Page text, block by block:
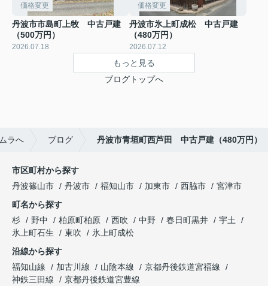
価格変更
丹波市市島町上牧 中古戸建
（500万円）
2026.07.18
価格変更
丹波市氷上町成松 中古戸建
（480万円）
2026.07.12
もっと見る
ブログトップへ
ラへ ブログ 丹波市青垣町西芦田 中古戸建（480万円）
市区町村から探す
丹波篠山市
丹波市 福知山市 加東市 西脇市
宮津市
町名から探す
杉
野中 柏原町柏原 西吹 中野 春日町黒井
宇土
氷上町石生
東吹
氷上町成松
沿線から探す
福知山線
加古川線 山陰本線
京都丹後鉄道宮福線
神鉄三田線
京都丹後鉄道宮豊線